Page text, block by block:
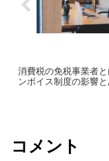
消費税の免税事業者
ンボイス制度の影響
コメント